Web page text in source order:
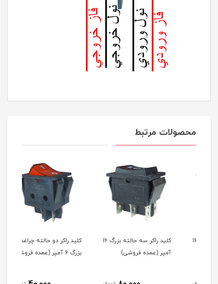
محصولات مرتبط
کلید راکر سه حالته بزرگ 16
آمپر (عمده فروشی)
کلید راکر دو حالته چراغدار